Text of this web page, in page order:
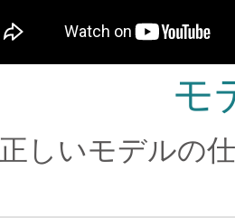
モ
正しいモデルの